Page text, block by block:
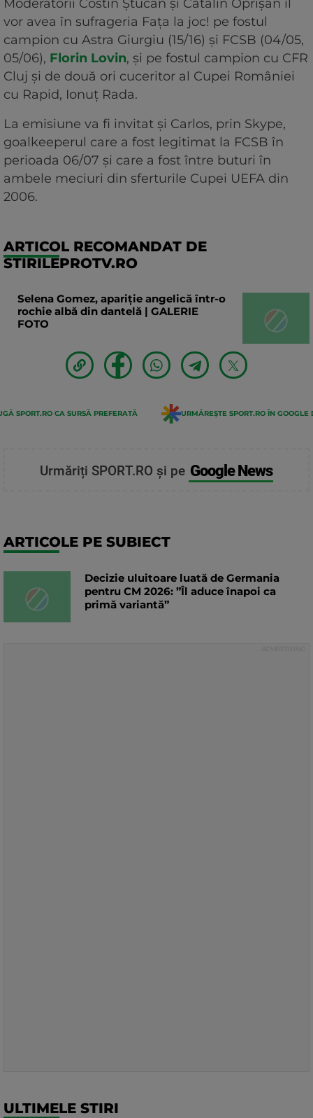
Moderatorii Costin Ștucan și Cătălin Oprișan îl
vor avea în sufrageria Fața la joc! pe fostul
campion cu Astra Giurgiu (15/16) și FCSB (04/05,
05/06), Florin Lovin, și pe fostul campion cu CFR
Cluj și de două ori cuceritor al Cupei României
cu Rapid, Ionuț Rada.
La emisiune va fi invitat și Carlos, prin Skype,
goalkeeperul care a fost legitimat la FCSB în
perioada 06/07 și care a fost între buturi în
ambele meciuri din sferturile Cupei UEFA din
2006.
ARTICOL RECOMANDAT DE
STIRILEPROTV.RO
Selena Gomez, apariție angelică într-o
rochie albă din dantelă | GALERIE
FOTO
SPORT.RO CA SURSĂ PREFERATĂ URMĂREȘTE SPORT.RO ÎN GOOGLE
Urmăriți SPORT.RO și pe Google News
ARTICOLE PE SUBIECT
Decizie uluitoare luată de Germania
pentru CM 2026: ”Îl aduce înapoi ca
primă variantă”
ULTIMELE STIRI